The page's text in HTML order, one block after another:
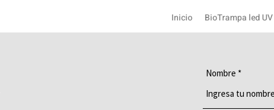
Inicio BioTrampa led
Nombre